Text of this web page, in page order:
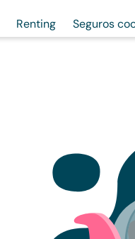
Renting Seguros